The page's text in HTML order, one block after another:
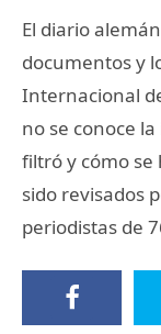
El diario
documentos y
Internacional
no se conoce
filtró y cómo se
sido revisados
periodistas de